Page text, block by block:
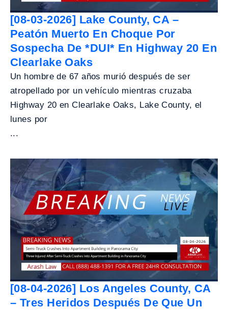
[08-03-2026] Lake County, CA –
Peatón Muerto En Choque Por
Sospecha De *DUI* En Highway 20 En
Clearlake Oaks
Un hombre de 67 años murió después de ser
atropellado por un vehículo mientras cruzaba
Highway 20 en Clearlake Oaks, Lake County, el
lunes por
...
[08-04-2026] Los Angeles County, CA
– Tres Heridos Después De Que Un